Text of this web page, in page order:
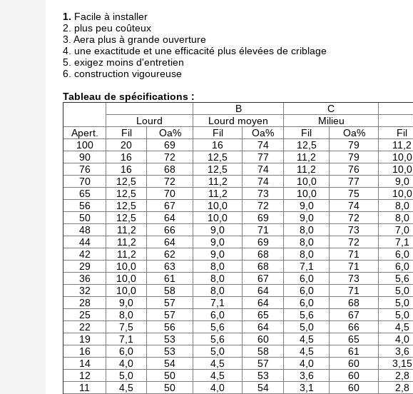
1. Facile à installer
2. plus peu coûteux
3. Aera plus à grande ouverture
4. une exactitude et une efficacité plus élevées de criblage
5. exigez moins d'entretien
6. construction vigoureuse
Tableau de spécifications :
B
C
Lourd Lourd moyen Milieu
Apert.
Fil Oa% Fil Oa% Fil Oa% Fil
100
20 69 16 74 12,5 79 11,2
90
16 72 12,5 77 11,2 79 10,0
76
16 68 12,5 74 11,2 76 10,0
70
12,5 72 11,2 74 10,0 77 9,0
65
12,5 70 11,2 73 10,0 75 10,0
56
12,5 67 10,0 72 9,0 74 8,0
50
12,5 64 10,0 69 9,0 72 8,0
48
11,2 66 9,0 71 8,0 73 7,0
44
11,2 64 9,0 69 8,0 72 7,1
42
11,2 62 9,0 68 8,0 71 6,0
29
10,0 63 8,0 68 7,1 71 6,0
36
10,0 61 8,0 67 6,0 73 5,6
32
10,0 58 8,0 64 6,0 71 5,0
28
9,0 57 7,1 64 6,0 68 5,0
25
8,0 57 6,0 65 5,6 67 5,0
22
7,5 56 5,6 64 5,0 66 4,5
19
7,1 53 5,6 60 4,5 65 4,0
16
6,0 53 5,0 58 4,5 61 3,6
14
4,0 54 4,5 57 4,0 60 3,15
12
5,0 50 4,5 53 3,6 60 2,8
11
4,5 50 4,0 54 3,1 60 2,8